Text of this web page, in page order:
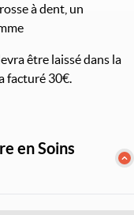
à dent, un
être laissé dans la
facturé 30€.
en Soins